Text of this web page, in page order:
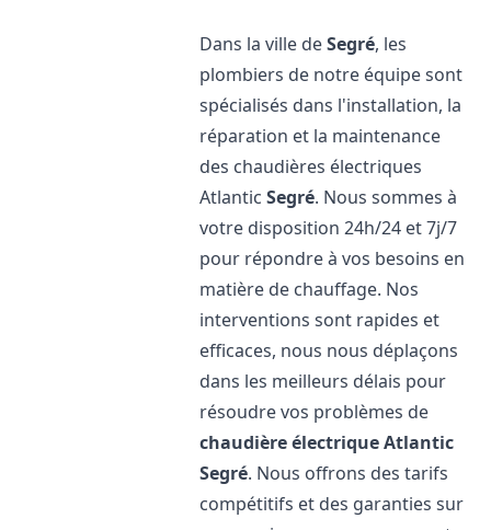
Dans la ville deSegré, les
plombiers de notre équipe sont
spécialisés dans l'installation, la
réparation et la maintenance
des chaudières électriques
AtlanticSegré. Nous sommes à
votre disposition 24h/24 et 7j/7
pour répondre à vos besoins en
matière de chauffage. Nos
interventions sont rapides et
efficaces, nous nous déplaçons
dans les meilleurs délais pour
résoudre vos problèmes de
chaudière électrique Atlantic
Segré. Nous offrons des tarifs
compétitifs et des garanties sur